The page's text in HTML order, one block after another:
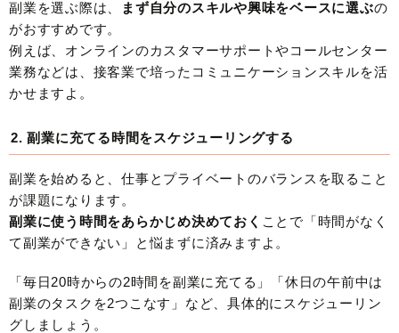
副業を選ぶ際は、 まず自分のスキルや興味をベースに選ぶの
がおすすめです。
例えば、オンラインのカスタマーサポートやコールセンター
業務などは、接客業で培ったコミュニケーションスキルを活
かせますよ。
2. 副業に充てる時間をスケジューリングする
副業を始めると、仕事とプライベートのバランスを取ること
が課題になります。
副業に使う時間をあらかじめ決めておく ことで「時間がなく
て副業ができない」と悩まずに済みますよ。
「毎日20時からの2時間を副業に充てる」「休日の午前中は
副業のタスクを2つこなす」など、具体的にスケジューリン
グしましょう。